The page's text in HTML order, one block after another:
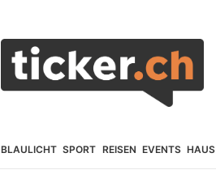
BLAULICHT SPORT REISEN EVENTS HAUS